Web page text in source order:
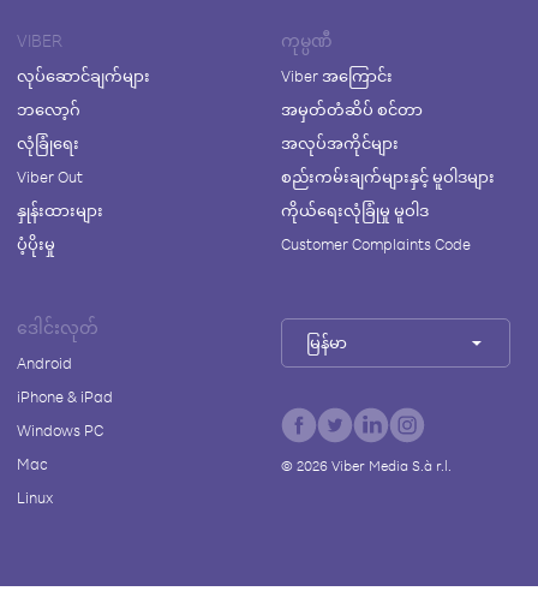
VIBER
လုပ်ဆောင်ချက်များ
ဘလော့ဂ်
လုံခြုံရေး
Viber Out
နှုန်းထားများ
ပံ့ပိုးမှု
ကုမ္ပဏီ
Viber အကြောင်း
အမှတ်တံဆိပ် စင်တာ
အလုပ်အကိုင်များ
စည်းကမ်းချက်များနှင့် မူဝါဒများ
ကိုယ်ရေးလုံခြုံမှု မူဝါဒ
Customer Complaints Code
ဒေါင်းလုတ်
Android
iPhone & iPad
Windows PC
Mac
Linux
မြန်မာ
© 2026Viber Media S.à r.l.